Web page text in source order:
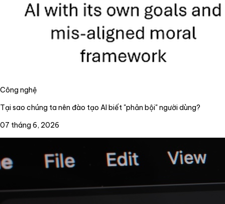
Công nghệ
Tại sao chúng ta nên đào tạo AI biết "phản bội" người dùng?
07 tháng 6, 2026